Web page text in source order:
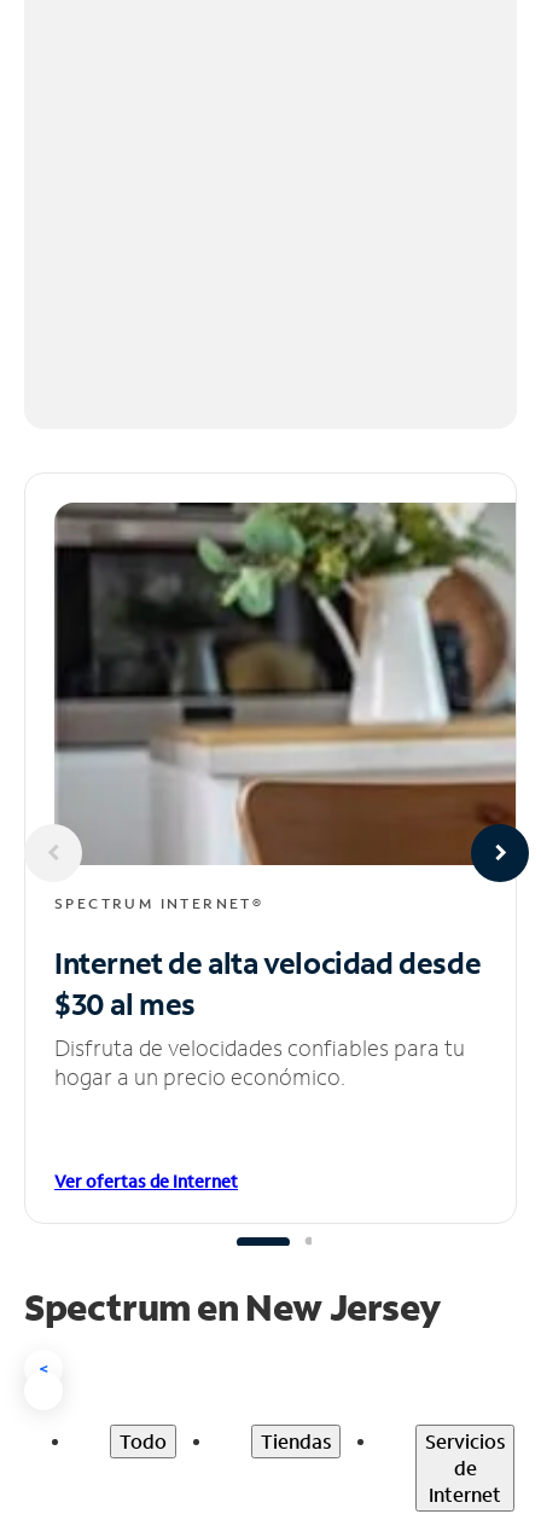
SPECTRUM INTERNET®
Internet de alta velocidaddesde
$30 al mes
Disfruta de velocidades confiables para tu
hogar a un precio económico.
Ver ofertas de Internet
Spectrum en New Jersey
<
Todo Tiendas
Servicios
de
Internet